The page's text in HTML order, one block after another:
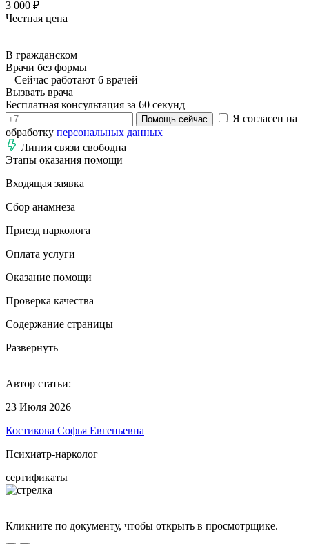
3 000 ₽
Честная цена
В гражданском
Врачи без формы
Сейчас работают 6 врачей
Вызвать врача
Бесплатная консультация за 60 секунд
Помощь сейчас
Я согласен на
обработку персональных данных
Линия связи свободна
Этапы оказания помощи
Входящая заявка
Сбор анамнеза
Приезд нарколога
Оплата услуги
Оказание помощи
Проверка качества
Содержание страницы
Развернуть
Автор статьи:
23 Июля 2026
Костикова Софья Евгеньевна
Психиатр-нарколог
сертификаты
Кликните по документу, чтобы открыть в просмотрщике.